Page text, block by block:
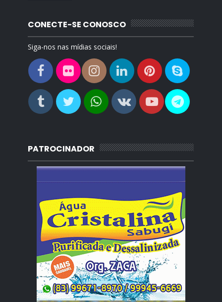
CONECTE-SE CONOSCO
Siga-nos nas mídias sociais!
PATROCINADOR